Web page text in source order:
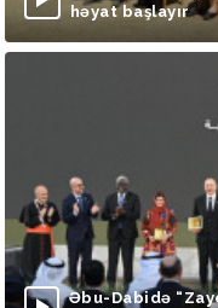
həyat başlayır
Əbu-Dabidə